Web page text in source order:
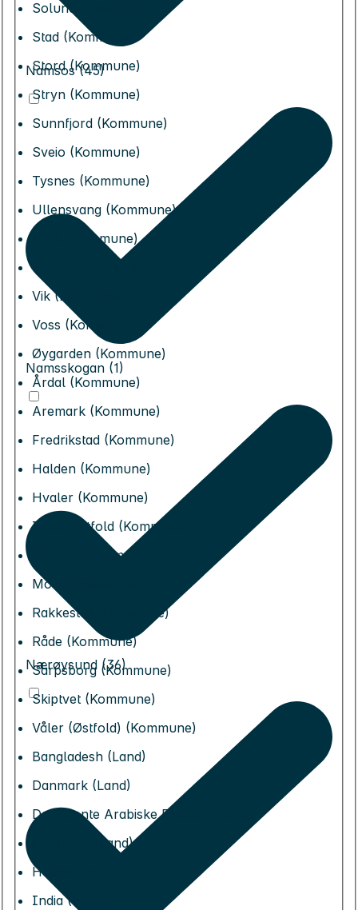
Solund (Kommune)
Stad (Kommune)
Stord (Kommune)
Stryn (Kommune)
Sunnfjord (Kommune)
Sveio (Kommune)
Tysnes (Kommune)
Ullensvang (Kommune)
Ulvik (Kommune)
Vaksdal (Kommune)
Vik (Kommune)
Voss (Kommune)
Øygarden (Kommune)
Årdal (Kommune)
Aremark (Kommune)
Fredrikstad (Kommune)
Halden (Kommune)
Hvaler (Kommune)
Indre Østfold (Kommune)
Marker (Kommune)
Moss (Kommune)
Rakkestad (Kommune)
Råde (Kommune)
Sarpsborg (Kommune)
Skiptvet (Kommune)
Våler (Østfold) (Kommune)
Bangladesh (Land)
Danmark (Land)
De Forente Arabiske Emirater (Land)
Frankrike (Land)
Hellas (Land)
India (Land)
Namsos (45)
Namsskogan (1)
Nærøysund (36)